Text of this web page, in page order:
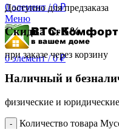
0элемент / 0₽
Меню
0элемент / 0₽
Доступно для предзаказа
Скидка от 5%
при заказе через корзину
Наличный и
физические и
Количество товара